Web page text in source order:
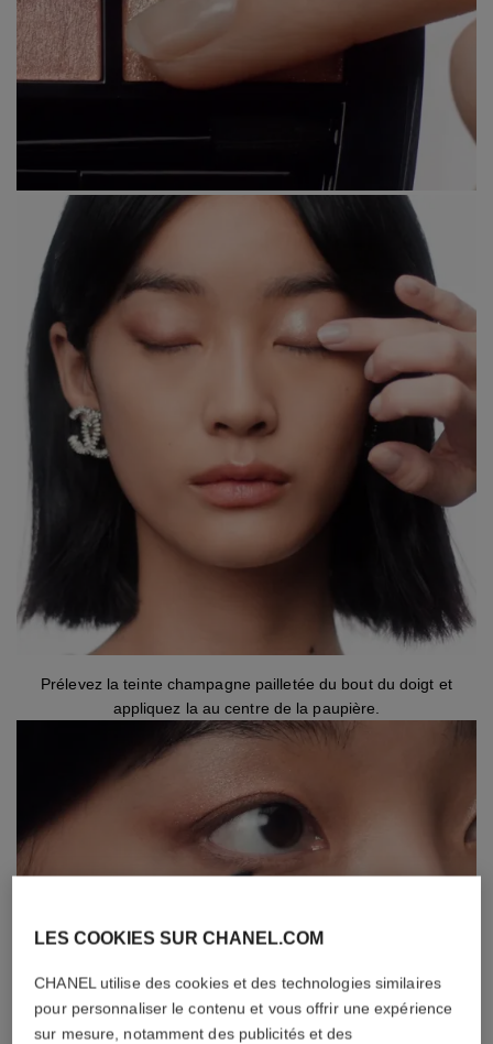
Étape 3
Prélevez la teinte champagne pailletée du bout du doigt et
appliquez la au centre de la paupière.
LES COOKIES SUR CHANEL.COM
CHANEL utilise des cookies et des technologies similaires
pour personnaliser le contenu et vous offrir une expérience
sur mesure, notamment des publicités et des